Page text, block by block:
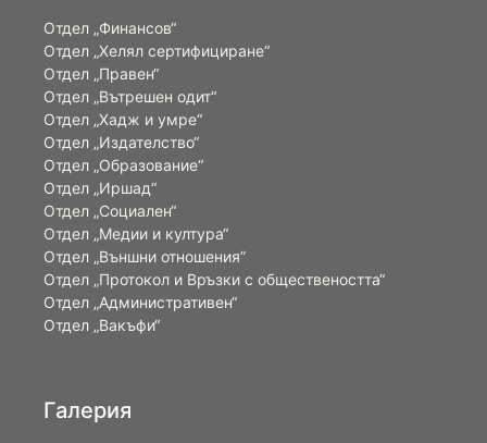
Отдел „Финансов“
Отдел „Хелял сертифициране“
Отдел „Правен“
Отдел „Вътрешен одит“
Отдел „Хадж и умре“
Отдел „Издателство“
Отдел „Образование“
Отдел „Иршад“
Отдел „Социален“
Отдел „Медии и култура“
Отдел „Външни отношения”
Oтдел „Протокол и Връзки с обществеността“
Отдел „Административен“
Отдел „Вакъфи“
Галерия